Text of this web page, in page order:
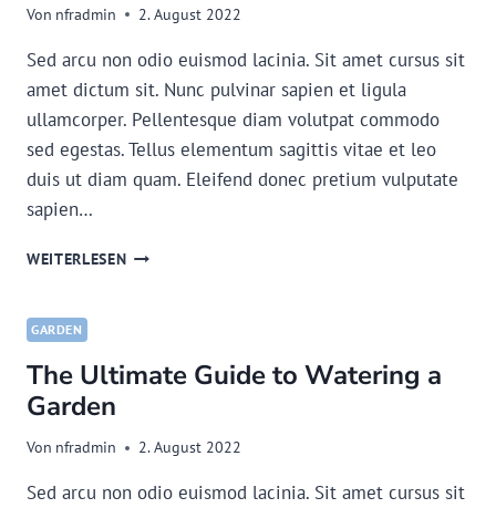
Von nfradmin 2. August 2022
Sed arcu non odio euismod lacinia. Sit amet cursus sit
amet dictum sit. Nunc pulvinar sapien et ligula
ullamcorper. Pellentesque diam volutpat commodo
sed egestas. Tellus elementum sagittis vitae et leo
duis ut diam quam. Eleifend donec pretium vulputate
sapien…
WEITERLESENTHE
GUIDE
GARDEN
The Ultimate Guide to Watering a
Garden
Von nfradmin 2. August 2022
Sed arcu non odio euismod lacinia. Sit amet cursus sit